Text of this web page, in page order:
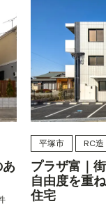
平塚市 RC造
プラザ富｜
自由度を重
住宅